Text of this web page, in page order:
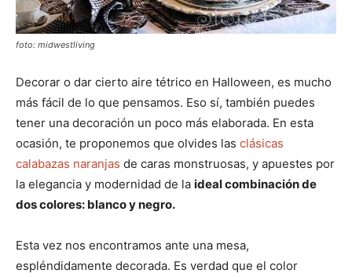
foto: midwestliving
Decorar o dar cierto aire tétrico en Halloween, es mucho
más fácil de lo que pensamos. Eso sí, también puedes
tener una decoración un poco más elaborada. En esta
ocasión, te proponemos que olvides las clásicas
calabazas naranjas de caras monstruosas, y apuestes por
la elegancia y modernidad de la ideal combinación de
dos colores: blanco y negro.
Esta vez nos encontramos ante una mesa,
espléndidamente decorada. Es verdad que el color